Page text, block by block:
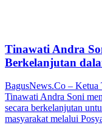
Tinawati Andra
Berkelanjutan
BagusNews.Co – Ketua
Tinawati Andra Soni
secara berkelanjutan
masyarakat melalui